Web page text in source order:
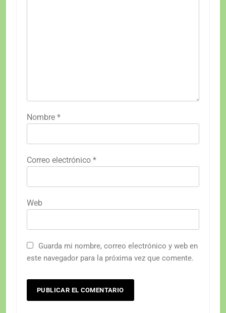
Nombre *
Correo electrónico *
Web
Guarda mi nombre, correo electrónico y web en
este navegador para la próxima vez que comente.